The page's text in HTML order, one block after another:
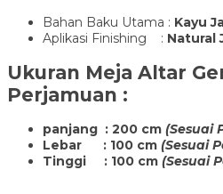
Bahan Baku Utama : Kayu
Aplikasi Finishing : Natural
Ukuran Meja Altar
Perjamuan :
panjang : 200 cm (Sesuai
Lebar : 100 cm (Sesuai
Tinggi : 100 cm (Sesuai